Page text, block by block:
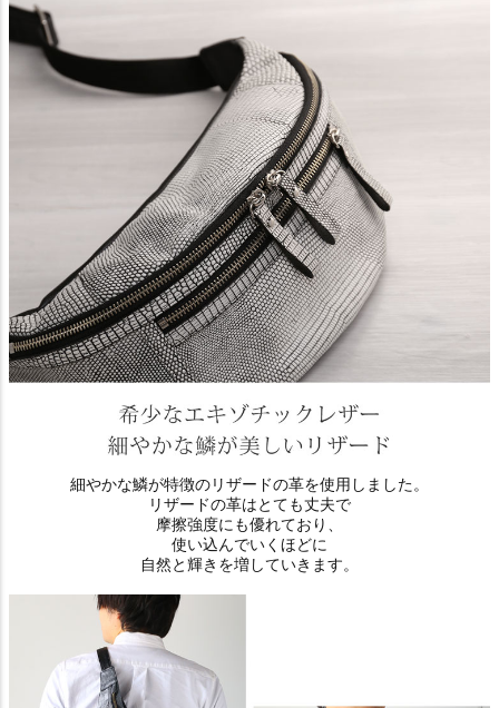
細やかな鱗が特徴のリザードの革を使用しました。
リザードの革はとても丈夫で
摩擦強度にも優れており、
使い込んでいくほどに
自然と輝きを増していきます。